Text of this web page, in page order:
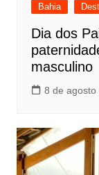
Bahia
Dia dos
masculino
8 de agosto